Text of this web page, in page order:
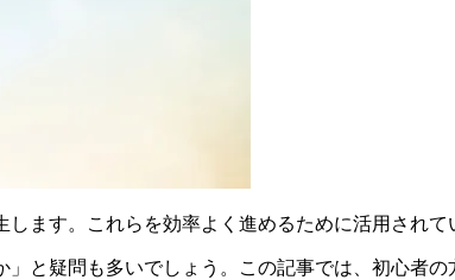
ます。これらを効率よく進めるために活用されて
と疑問も多いでしょう。この記事では、初心者